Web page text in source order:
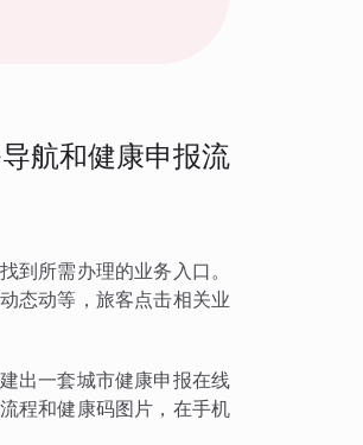
航和健康申报流
到所需办理的业务入口。
态动等，旅客点击相关业
出一套城市健康申报在线
程和健康码图片，在手机